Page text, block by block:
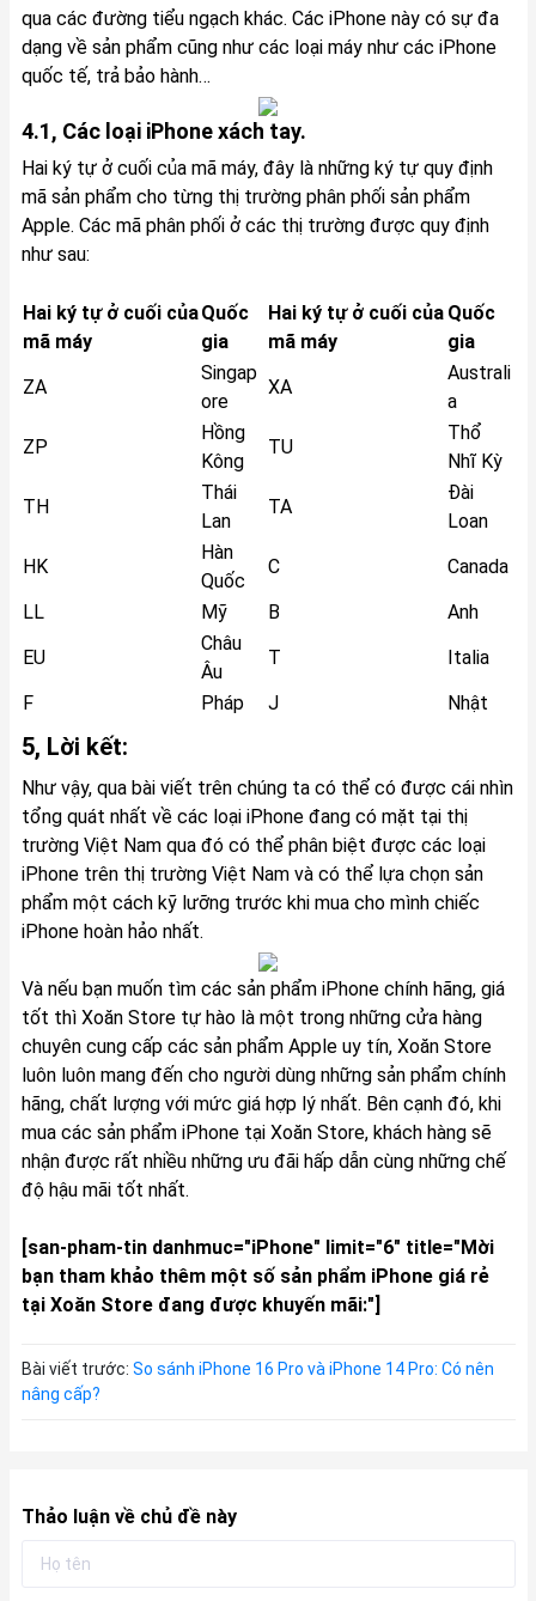
qua các đường tiểu ngạch khác. Các iPhone này có sự đa
dạng về sản phẩm cũng như các loại máy như các iPhone
quốc tế, trả bảo hành…
4.1, Các loại iPhone xách tay.
Hai ký tự ở cuối của mã máy, đây là những ký tự quy định
mã sản phẩm cho từng thị trường phân phối sản phẩm
Apple. Các mã phân phối ở các thị trường được quy định
như sau:
Hai ký tự ở cuối của
mã máy
Quốc
gia
Hai ký tự ở cuối của
mã máy
Quốc
gia
ZA
Singap
ore
XA
Australi
a
ZP
Hồng
Kông
TU
Thổ
Nhĩ Kỳ
TH
Thái
Lan
TA
Đài
Loan
HK
Hàn
Quốc
C
Canada
LL
Mỹ B
Anh
EU
Châu
Âu
T
Italia
F
Pháp J Nhật
5, Lời kết:
Như vậy, qua bài viết trên chúng ta có thể có được cái nhìn
tổng quát nhất về các loại iPhone đang có mặt tại thị
trường Việt Nam qua đó có thể phân biệt được các loại
iPhone trên thị trường Việt Nam và có thể lựa chọn sản
phẩm một cách kỹ lưỡng trước khi mua cho mình chiếc
iPhone hoàn hảo nhất.
Và nếu bạn muốn tìm các sản phẩm iPhone chính hãng, giá
tốt thì Xoăn Store tự hào là một trong những cửa hàng
chuyên cung cấp các sản phẩm Apple uy tín, Xoăn Store
luôn luôn mang đến cho người dùng những sản phẩm chính
hãng, chất lượng với mức giá hợp lý nhất. Bên cạnh đó, khi
mua các sản phẩm iPhone tại Xoăn Store, khách hàng sẽ
nhận được rất nhiều những ưu đãi hấp dẫn cùng những chế
độ hậu mãi tốt nhất.
[san-pham-tin danhmuc="iPhone" limit="6" title="Mời
bạn tham khảo thêm một số sản phẩm iPhone giá rẻ
tại Xoăn Store đang được khuyến mãi:"]
Bài viết trước: So sánh iPhone 16 Pro và iPhone 14 Pro: Có nên
nâng cấp?
Thảo luận về chủ đề này